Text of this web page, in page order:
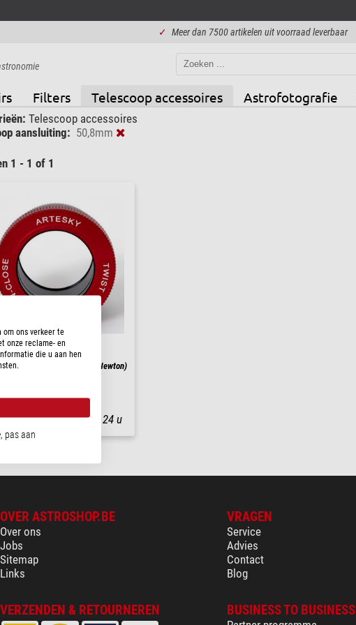
✓ Meer dan 7500 artikelen uit voorraad leverbaar
Filters Telescoop accessoires Astrofotografie
Telescoop accessoires
aansluiting: 50,8mm
1 - 1 of 1
Twist Lock 2" (Skywatcher Newton)
voor verzending in 24 u
OVER ASTROSHOP.BE
Over ons
Jobs
Sitemap
Links
VRAGEN
Service
Advies
Contact
Blog
VERZENDEN & RETOURNEREN BUSINESS TO BUSINESS
om ons verkeer te
onze reclame- en
die u aan hen
pas aan